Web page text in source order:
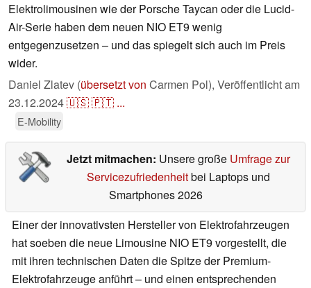
Elektrolimousinen wie der Porsche Taycan oder die Lucid-
Air-Serie haben dem neuen NIO ET9 wenig
entgegenzusetzen – und das spiegelt sich auch im Preis
wider.
Daniel Zlatev (übersetzt von Carmen Pol), Veröffentlicht am
23.12.2024🇺🇸🇵🇹 ...
E-Mobility
Jetzt mitmachen: Unsere große Umfrage zur
Servicezufriedenheitbei Laptops und
Smartphones 2026
Einer der innovativsten Hersteller von Elektrofahrzeugen
hat soeben die neue Limousine NIO ET9 vorgestellt, die
mit ihren technischen Daten die Spitze der Premium-
Elektrofahrzeuge anführt – und einen entsprechenden